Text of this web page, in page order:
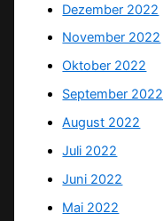
Dezember 2022
November 2022
Oktober 2022
September 2022
August 2022
Juli 2022
Juni 2022
Mai 2022